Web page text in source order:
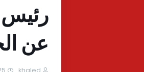
رئيس
عن